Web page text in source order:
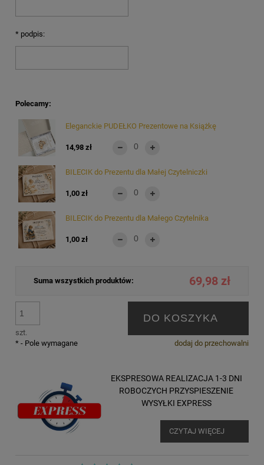
* podpis:
Polecamy:
Eleganckie PUDEŁKO Prezentowe na Książkę
14,98 zł
BILECIK do Prezentu dla Małej Czytelniczki
1,00 zł
BILECIK do Prezentu dla Małego Czytelnika
1,00 zł
Suma wszystkich produktów: 69,98 zł
szt.
DO KOSZYKA
dodaj do przechowalni
* - Pole wymagane
EKSPRESOWA REALIZACJA 1-3 DNI
ROBOCZYCH PRZYSPIESZENIE
WYSYŁKI EXPRESS
CZYTAJ WIĘCEJ